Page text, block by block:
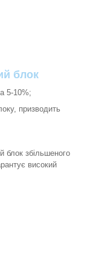
блок
5-10%;
призводить
блок збільшеного
високий